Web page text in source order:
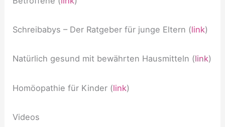
Schreibabys – Der Ratgeber für junge Eltern (link)
Natürlich gesund mit bewährten Hausmitteln (link)
Homöopathie für Kinder (link)
Videos